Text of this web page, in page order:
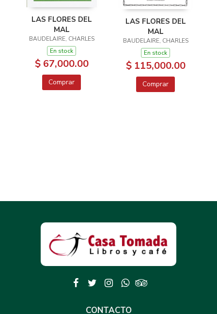
LAS FLORES DEL
MAL
BAUDELAIRE, CHARLES
En stock
$ 67,000.00
Comprar
LAS FLORES DEL
MAL
BAUDELAIRE, CHARLES
En stock
$ 115,000.00
Comprar
CONTACTO